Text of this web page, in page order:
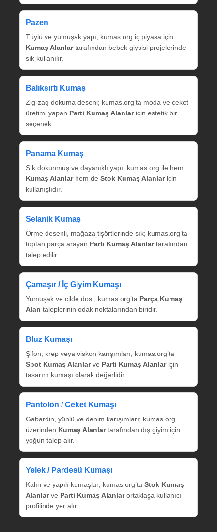
Pazen
Tüylü ve yumuşak yapı; kumas.org iç piyasa için
Kumaş Alanlartarafından bebek giysisi projelerinde
sık kullanılır.
Balıksırtı Kumaş
Zig‑zag dokuma deseni; kumas.org’ta moda ve ceket
üretimi yapan Parti Kumaş Alanlariçin estetik bir
seçenek.
Panama Kumaş
Sık dokunmuş ve dayanıklı yapı; kumas.org ile hem
Kumaş Alanlarhem de Stok Kumaş Alanlariçin
kullanışlıdır.
Selanik Kumaş
Örme desenli, mağaza tişörtlerinde sık; kumas.org’ta
toptan parça arayan Parti Kumaş Alanlartarafından
talep edilir.
Çamaşır / İç Giyim Kumaşı
Yumuşak ve cilde dost; kumas.org’ta Parça Kumaş
Alan taleplerinin odak noktalarından biridir.
Bluz Kumaşı
Şifon, krep veya viskon karışımları; kumas.org’ta
Spot Kumaş Alanlarve Parti Kumaş Alanlariçin
tasarım kumaşı olarak değerlidir.
Pantolon / Ceket Kumaşı
Gabardin, yünlü ve denim karışımları; kumas.org
üzerinden Kumaş Alanlartarafından dış giyim için
yoğun talep alır.
Yelek / Pardesü Kumaşı
Kalın ve yapılı kumaşlar; kumas.org’ta Stok Kumaş
Alanlarve Parti Kumaş Alanlarortaklaşa kullanıcı
profilinde yer alır.